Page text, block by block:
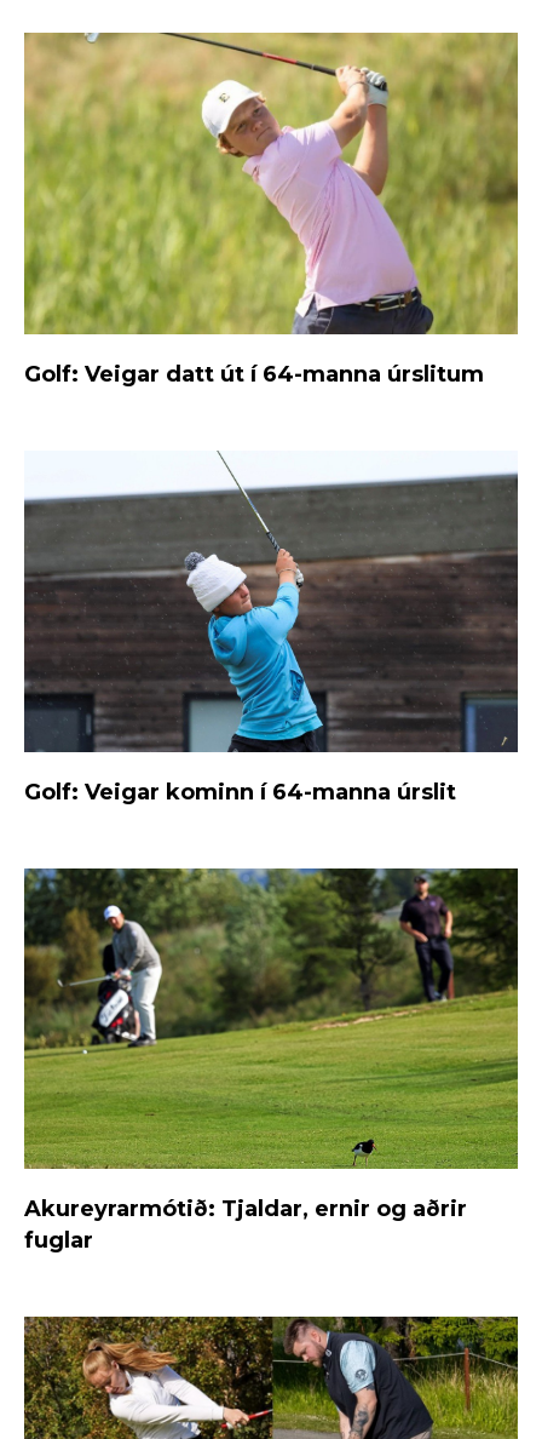
Golf: Veigar datt út í 64-manna úrslitum
Golf: Veigar kominn í 64-manna úrslit
Akureyrarmótið: Tjaldar, ernir og aðrir
fuglar